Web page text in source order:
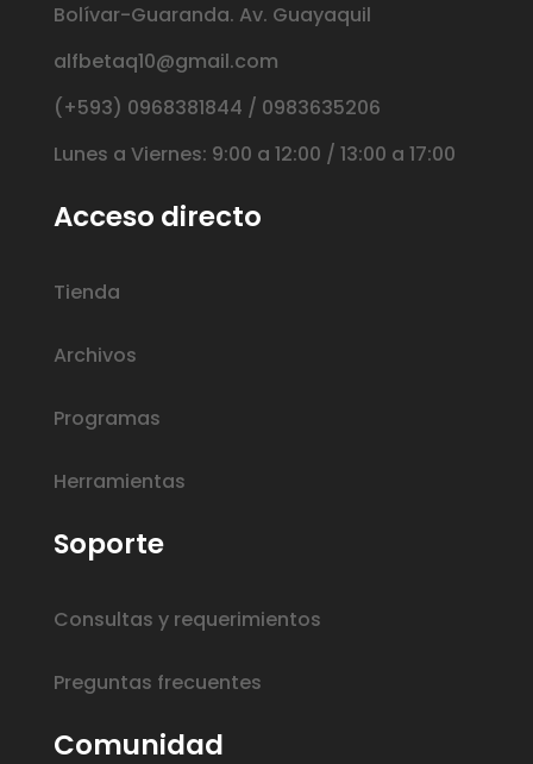
Bolívar-Guaranda. Av. Guayaquil
alfbetaq10@gmail.com
(+593) 0968381844 / 0983635206
Lunes a Viernes: 9:00 a 12:00 / 13:00 a 17:00
Acceso directo
Tienda
Archivos
Programas
Herramientas
Soporte
Consultas y requerimientos
Preguntas frecuentes
Comunidad